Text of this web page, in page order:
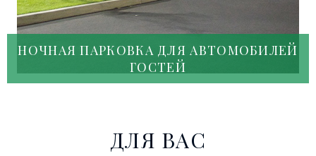
НОЧНАЯ ПАРКОВКА ДЛЯ АВТОМОБИЛЕЙ
ГОСТЕЙ
ДЛЯ ВАС